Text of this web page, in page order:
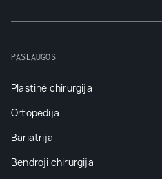
PASLAUGOS
Plastinė chirurgija
Ortopedija
Bariatrija
Bendroji chirurgija